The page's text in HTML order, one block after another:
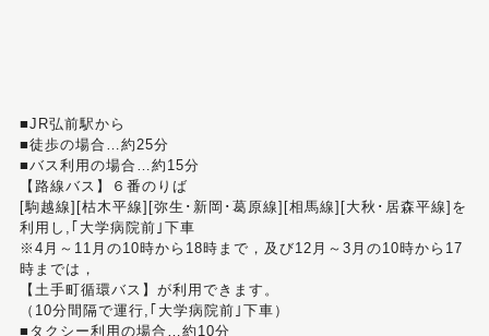
■JR弘前駅から
■徒歩の場合…約25分
■バス利用の場合…約15分
【路線バス】６番のりば
[駒越線][枯木平線][弥生･新岡･葛原線][相馬線][大秋･居森平線]を
利用し,｢大学病院前｣下車
※4月～11月の10時から18時まで，及び12月～3月の10時から17
時までは，
【土手町循環バス】が利用できます。
（10分間隔で運行,｢大学病院前｣下車）
■タクシー利用の場合…約10分